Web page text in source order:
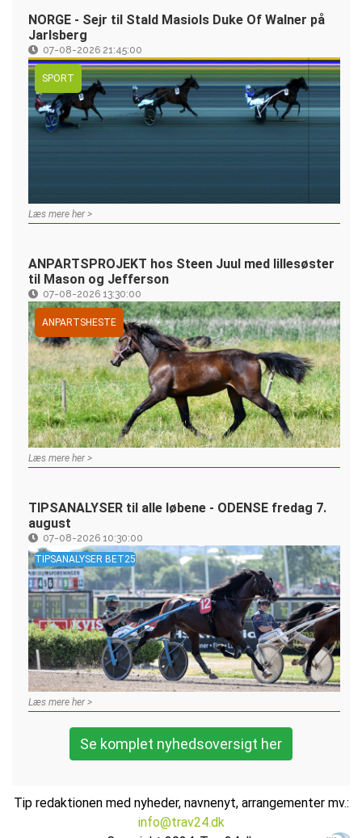
NORGE - Sejr til Stald Masiols Duke Of Walner på
Jarlsberg
07-08-2026 21:45:00
SPORT
Læs mere her >
ANPARTSPROJEKT hos Steen Juul med lillesøster
til Mason og Jefferson
07-08-2026 13:30:00
ANPARTSHESTE
Læs mere her >
TIPSANALYSER til alle løbene - ODENSE fredag 7.
august
07-08-2026 10:30:00
TIPSANALYSER BET25
Læs mere her >
Se komplet nyhedsoversigt her
Tip redaktionen med nyheder, navnenyt, arrangementer mv.:
info@trav24.dk